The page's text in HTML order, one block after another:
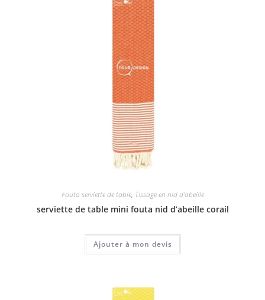
Fouta serviette de table, Tissage en nid d'abeille
serviette de table mini fouta nid d’abeille corail
Ajouter à mon devis